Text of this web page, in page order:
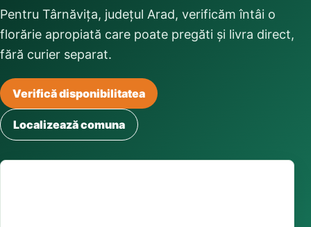
Pentru Târnăvița, județul Arad, verificăm întâi o
florărie apropiată care poate pregăti și livra direct,
fără curier separat.
Verifică disponibilitatea
Localizează comuna